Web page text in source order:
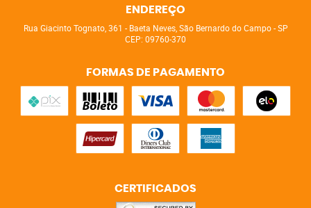
ENDEREÇO
Rua Giacinto Tognato, 361 - Baeta Neves, São Bernardo do Campo-SP
CEP: 09760-370
FORMAS DE PAGAMENTO
CERTIFICADOS